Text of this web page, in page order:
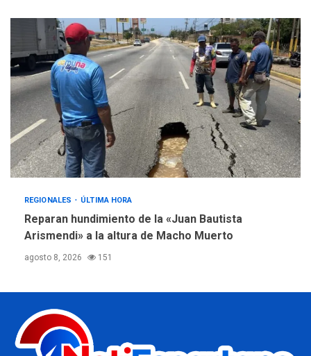
REGIONALES ÚLTIMA HORA
Reparan hundimiento de la «Juan Bautista
Arismendi» a la altura de Macho Muerto
agosto 8, 2026 151